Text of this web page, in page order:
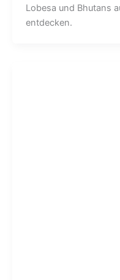
Lobesa und Bhutans
entdecken.